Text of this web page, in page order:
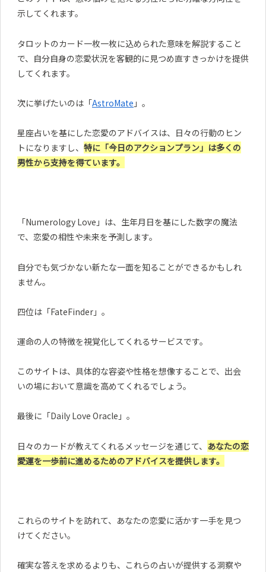
示してくれます。
タロットのカード一枚一枚に込められた意味を解説すること
で、自分自身の恋愛状況を客観的に見つめ直すきっかけを提供
してくれます。
次に挙げたいのは「AstroMate 」。
星座占いを基にした恋愛のアドバイスは、日々の行動のヒン
トになりますし、 特に「今日のアクションプラン」は多くの
男性から支持を得ています。
「Numerology Love」は、生年月日を基にした数字の魔法
で、恋愛の相性や未来を予測します。
自分でも気づかない新たな一面を知ることができるかもしれ
ません。
四位は「FateFinder」。
運命の人の特徴を視覚化してくれるサービスです。
このサイトは、具体的な容姿や性格を想像することで、出会
いの場において意識を高めてくれるでしょう。
最後に「Daily Love Oracle」。
日々のカードが教えてくれるメッセージを通じて、 あなたの恋
愛運を一歩前に進めるためのアドバイスを提供します。
これらのサイトを訪れて、あなたの恋愛に活かす一手を見つ
けてください。
確実な答えを求めるよりも、これらの占いが提供する洞察や